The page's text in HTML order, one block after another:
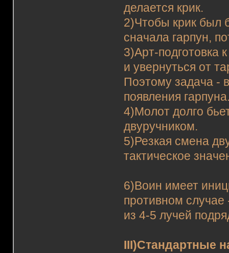
делается крик.
2)Чтобы крик был
сначала гарпун,
3)Арт-подготовка
и увернуться от
Поэтому задача -
появления
4)Молот долго
двуручником.
5)Резкая смена
тактическое
6)Воин имеет
противном
из 4-5 лучей
III)Стандартные